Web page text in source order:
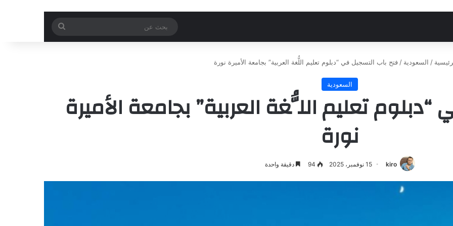
عن
/ السعودية / فتح باب التسجيل في “دبلوم تعليم اللُّغة العربية” بجامعة الأميرة نورة
السعودية
تعليم اللُّغة العربية” بجامعة الأميرة
نورة
kiro 15 نوفمبر، 2025 94 دقيقة واحدة